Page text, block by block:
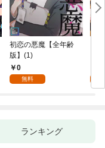
初恋の悪魔【全年齢
版】(1)
0
無料
ランキング